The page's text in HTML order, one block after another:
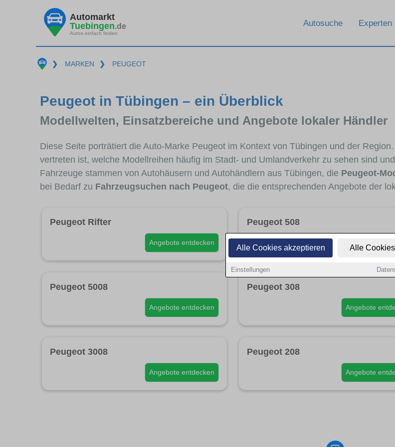
Alle Cookies akzeptieren Alle
Einstellungen
Automarkt
Tuebingen.de
Autos einfach finden
Autosuche Experten
❯ MARKEN ❯ PEUGEOT
Peugeot in Tübingen – ein Überblick
Modellwelten, Einsatzbereiche und Angebote lokaler Händler
Diese Seite porträtiert die Auto-Marke Peugeot im Kontext von Tübingen und der
vertreten ist, welche Modellreihen häufig im Stadt- und Umlandverkehr zu sehen sind
Fahrzeuge stammen von Autohäusern und Autohändlern aus Tübingen, die Peugeot-
bei Bedarf zu Fahrzeugsuchen nach Peugeot, die die entsprechenden Angebote der
Peugeot Rifter
Angebote entdecken
Peugeot 508
Peugeot 5008
Angebote entdecken
Peugeot 308
Angebote
Peugeot 3008
Angebote entdecken
Peugeot 208
Angebote